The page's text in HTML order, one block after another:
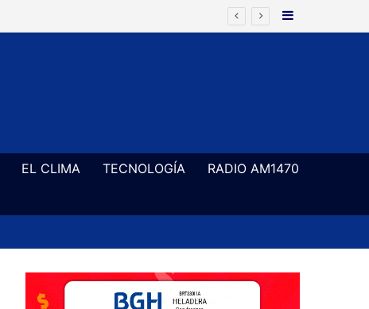
Barra Lateral
EL CLIMA TECNOLOGÍA
RADIO AM1470